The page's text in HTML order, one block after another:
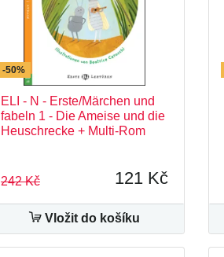
-50%
ELI - N - Erste/Märchen und
fabeln 1 - Die Ameise und die
Heuschrecke + Multi-Rom
242 Kč 121 Kč
Vložit do košíku